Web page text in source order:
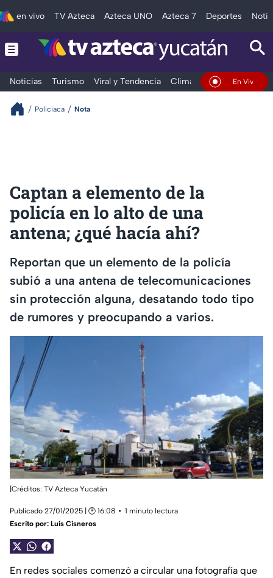
en vivo TV Azteca Azteca UNO Azteca 7 Deportes
Noticias Turismo Viral y Tendencia Clima DeportesEn Vivo
Policiaca Nota
Captan a elemento de la
policía en lo alto de una
antena; ¿qué hacía ahí?
Reportan que un elemento de la policía
subió a una antena de telecomunicaciones
sin protección alguna, desatando todo tipo
de rumores y preocupando a varios.
|Créditos: TV Azteca Yucatán
Publicado 27/01/2025 | 🕑 16:08
1 minuto lectura
Escrito por: Luis Cisneros
En redes sociales comenzó a circular una fotografía que